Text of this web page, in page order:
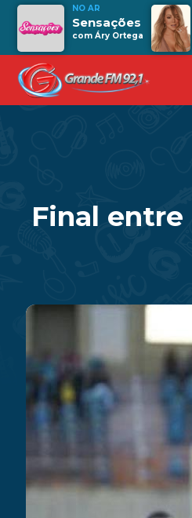
NO AR
Sensações
com Áry Ortega
Final entre